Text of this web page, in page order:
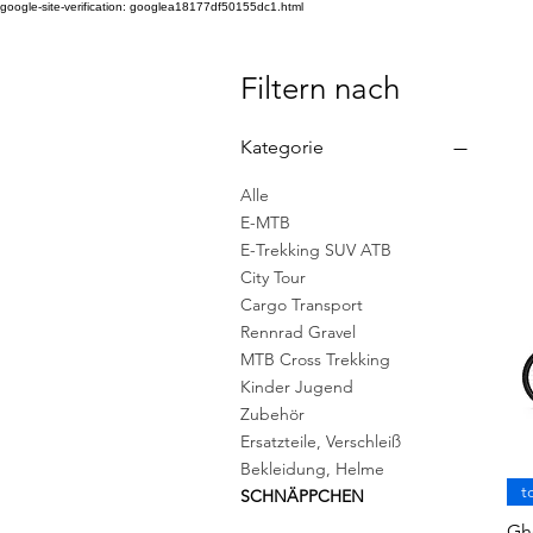
google-site-verification: googlea18177df50155dc1.html
Filtern nach
Kategorie
Alle
E-MTB
E-Trekking SUV ATB
City Tour
Cargo Transport
Rennrad Gravel
MTB Cross Trekking
Kinder Jugend
Zubehör
Ersatzteile, Verschleiß
Bekleidung, Helme
SCHNÄPPCHEN